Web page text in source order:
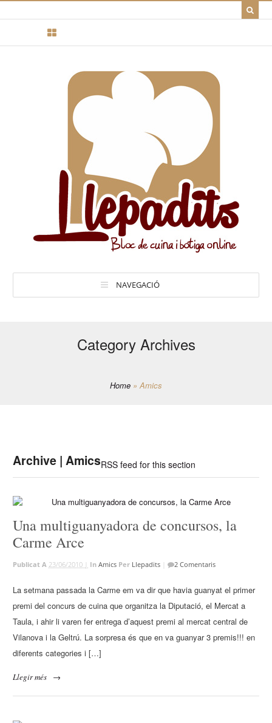
NAVEGACIÓ
Category Archives
Home » Amics
Archive | AmicsRSS feed for this section
Una multiguanyadora de concursos, la
Carme Arce
Publicat A 23/06/2010 | In Amics Per Llepadits 2 Comentaris
La setmana passada la Carme em va dir que havia guanyat el primer
premi del concurs de cuina que organitza la Diputació, el Mercat a
Taula, i ahir li varen fer entrega d’aquest premi al mercat central de
Vilanova i la Geltrú. La sorpresa és que en va guanyar 3 premis!!! en
diferents categories i […]
Llegir més →